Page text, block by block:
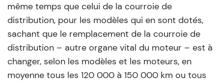
même temps que celui de la courroie de
distribution, pour les modèles qui en sont dotés,
sachant que le remplacement de la courroie de
distribution – autre organe vital du moteur – est à
changer, selon les modèles et les moteurs, en
moyenne tous les 120 000 à 150 000 km ou tous